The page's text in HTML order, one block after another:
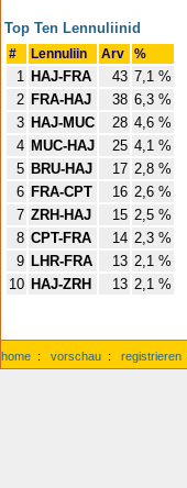
Top Ten Lennuliinid
# Lennuliin Arv %
1 HAJ-FRA 43 7,1 %
2 FRA-HAJ 38 6,3 %
3 HAJ-MUC 28 4,6 %
4 MUC-HAJ 25 4,1 %
5 BRU-HAJ 17 2,8 %
6 FRA-CPT 16 2,6 %
7 ZRH-HAJ 15 2,5 %
8 CPT-FRA 14 2,3 %
9 LHR-FRA 13 2,1 %
10 HAJ-ZRH 13 2,1 %
home : vorschau : registrieren